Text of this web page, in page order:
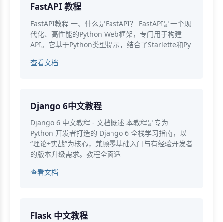
FastAPI 教程
FastAPI教程 一、什么是FastAPI？ FastAPI是一个现
代化、高性能的Python Web框架，专门用于构建
API。它基于Python类型提示，结合了Starlette和Py
查看文档
Django 6中文教程
Django 6 中文教程 - 文档概述 本教程是专为
Python 开发者打造的 Django 6 全栈学习指南，以
“理论+实战”为核心，兼顾零基础入门与有经验开发者
的版本升级需求。教程全面适
查看文档
Flask 中文教程